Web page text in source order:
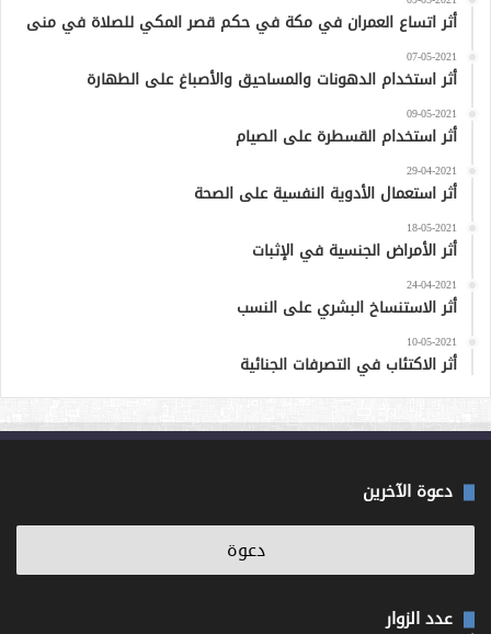
أثر اتساع العمران في مكة في حكم قصر المكي للصلاة في منى
07-05-2021
أثر استخدام الدهونات والمساحيق والأصباغ على الطهارة
09-05-2021
أثر استخدام القسطرة على الصيام
29-04-2021
أثر استعمال الأدوية النفسية على الصحة
18-05-2021
أثر الأمراض الجنسية في الإثبات
24-04-2021
أثر الاستنساخ البشري على النسب
10-05-2021
أثر الاكتئاب في التصرفات الجنائية
دعوة الآخرين
عدد الزوار